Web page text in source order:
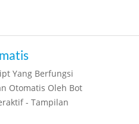
Yang Berfungsi
Otomatis Oleh Bot
- Tampilan